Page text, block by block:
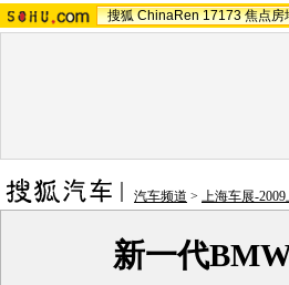
搜狐 ChinaRen 17173 焦点房
汽车频道 > 上海车展-
新一代